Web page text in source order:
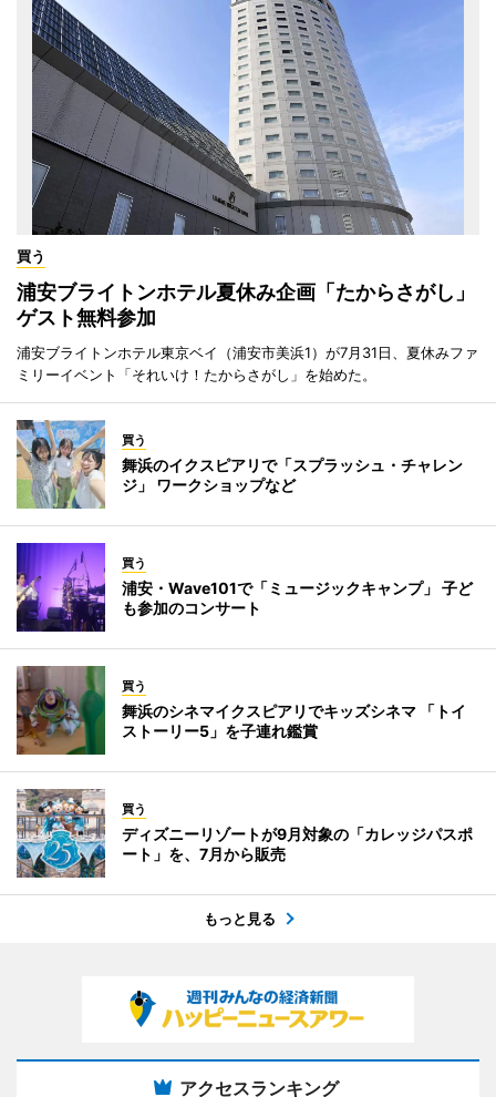
買う
浦安ブライトンホテル夏休み企画「たからさがし」
ゲスト無料参加
浦安ブライトンホテル東京ベイ（浦安市美浜1）が7月31日、夏休みファ
ミリーイベント「それいけ！たからさがし」を始めた。
買う
舞浜のイクスピアリで「スプラッシュ・チャレン
ジ」 ワークショップなど
買う
浦安・Wave101で「ミュージックキャンプ」 子ど
も参加のコンサート
買う
舞浜のシネマイクスピアリでキッズシネマ 「トイ
ストーリー5」を子連れ鑑賞
買う
ディズニーリゾートが9月対象の「カレッジパスポ
ート」を、7月から販売
もっと見る
アクセスランキング